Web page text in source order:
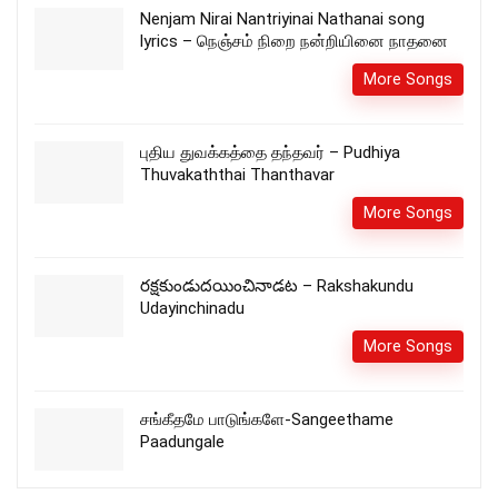
Nenjam Nirai Nantriyinai Nathanai song
lyrics – நெஞ்சம் நிறை நன்றியினை நாதனை
More Songs
புதிய துவக்கத்தை தந்தவர் – Pudhiya
Thuvakaththai Thanthavar
More Songs
రక్షకుండుదయించినాడట – Rakshakundu
Udayinchinadu
More Songs
சங்கீதமே பாடுங்களே-Sangeethame
Paadungale